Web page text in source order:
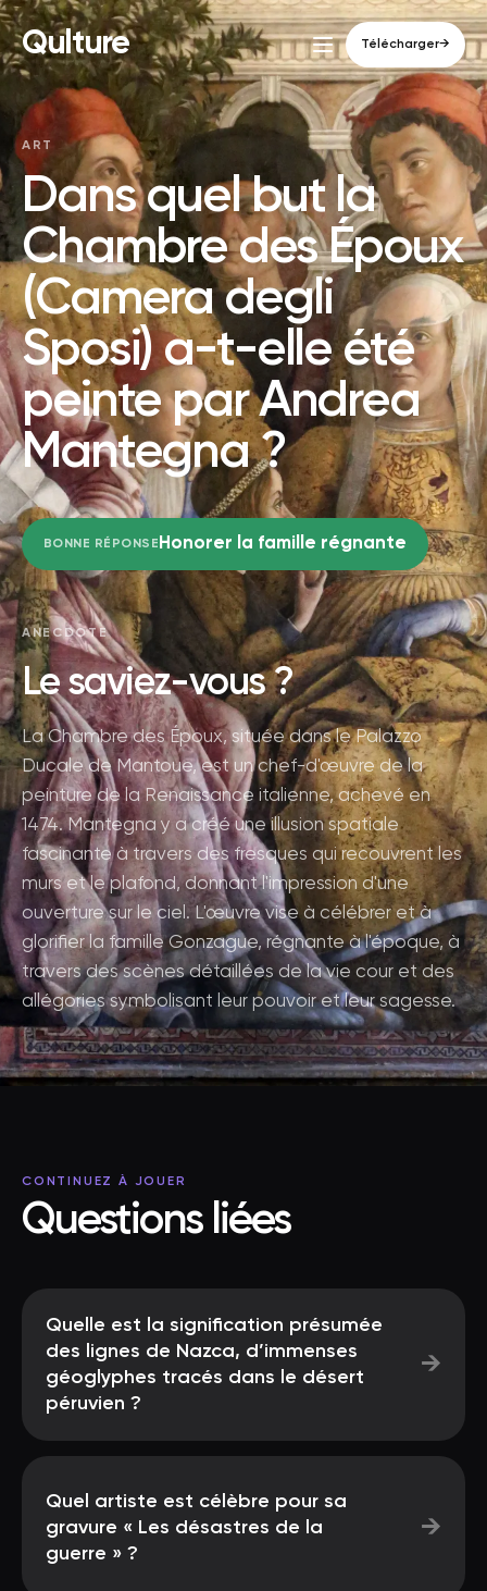
Qulture Télécharger→
ART
Dans quel but la
Chambre des Époux
(Camera degli
Sposi) a-t-elle été
peinte par Andrea
Mantegna ?
BONNE RÉPONSE Honorer la famille régnante
ANECDOTE
Le saviez-vous ?
La Chambre des Époux, située dans le Palazzo
Ducale de Mantoue, est un chef-d'œuvre de la
peinture de la Renaissance italienne, achevé en
1474. Mantegna y a créé une illusion spatiale
fascinante à travers des fresques qui recouvrent les
murs et le plafond, donnant l'impression d'une
ouverture sur le ciel. L'œuvre vise à célébrer et à
glorifier la famille Gonzague, régnante à l'époque, à
travers des scènes détaillées de la vie cour et des
allégories symbolisant leur pouvoir et leur sagesse.
CONTINUEZ À JOUER
Questions liées
Quelle est la signification présumée
des lignes de Nazca, d’immenses
géoglyphes tracés dans le désert
péruvien ?
→
Quel artiste est célèbre pour sa
gravure « Les désastres de la
guerre » ?
→